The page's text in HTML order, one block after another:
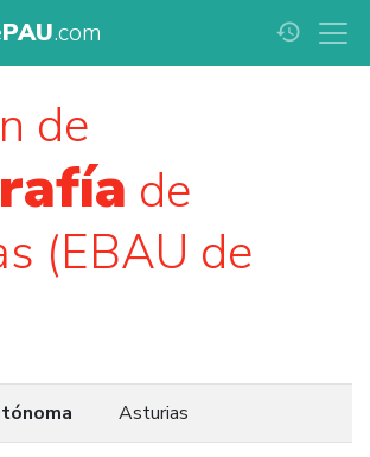
PAU.com history
de
de
(EBAU de
Asturias